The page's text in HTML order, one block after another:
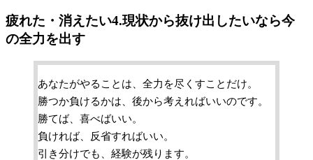
疲れた・消えたい4.現状から抜け出したいなら今
の全力を出す
あなたがやることは、全力を尽くすことだけ。
勝つか負けるかは、後から考えればいいのです。
勝てば、喜べばいい。
負ければ、反省すればいい。
引き分けでも、経験が残ります。